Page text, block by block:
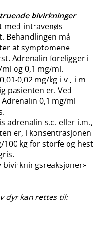
bivirkninger
med intravenøs
Behandlingen må
at symptomene
Adrenalin foreligger i
og 0,1 mg​/​ml.
0,02 mg/kg i.v., i.m.
pasienten er. Ved
0,1 mg/ml
adrenalin s.c. eller i.m.,
er, i konsentrasjonen
100 kg for storfe og hest
bivirkningsreaksjoner»
dyr kan rettes til: